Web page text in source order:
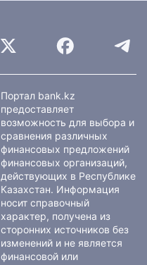
Портал bank.kz
предоставляет
возможность для выбора и
сравнения различных
финансовых предложений
финансовых организаций,
действующих в Республике
Казахстан. Информация
носит справочный
характер, получена из
сторонних источников без
изменений и не является
финансовой или